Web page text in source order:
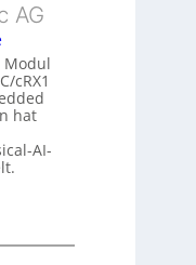
AG
Modul
cRX1
hat
AI-